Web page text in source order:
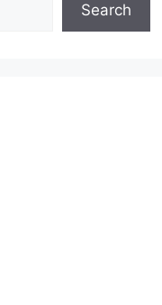
Search